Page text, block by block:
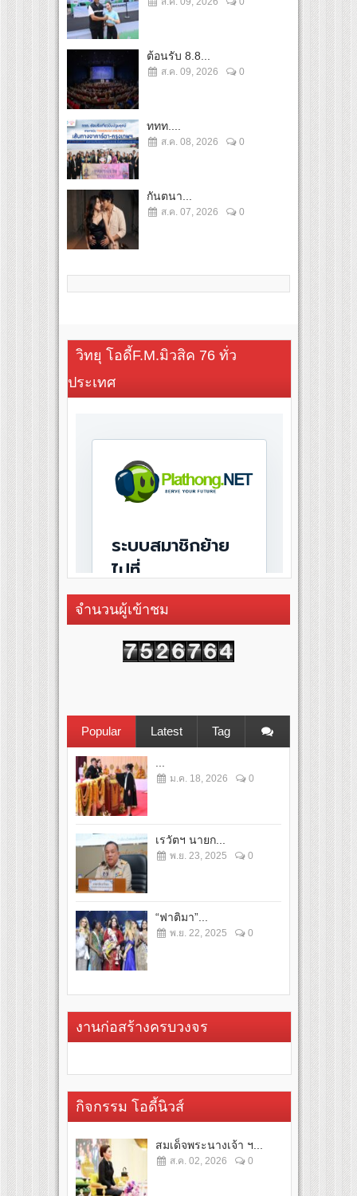
ต้อนรับ 8.8...
ส.ค. 09, 2026 0
ททท....
ส.ค. 08, 2026 0
กันตนา...
ส.ค. 07, 2026 0
วิทยุ โอดี้F.M.มิวสิค 76 ทั่ว
ประเทศ
จำนวนผู้เข้าชม
Popular Latest Tag
ม.ค. 18, 2026 0
เรวัตฯ นายก...
พ.ย. 23, 2025 0
“ฟาติมา”...
พ.ย. 22, 2025 0
งานก่อสร้างครบวงจร
กิจกรรม โอดี้นิวส์
สมเด็จพระนางเจ้า ฯ...
ส.ค. 02, 2026 0